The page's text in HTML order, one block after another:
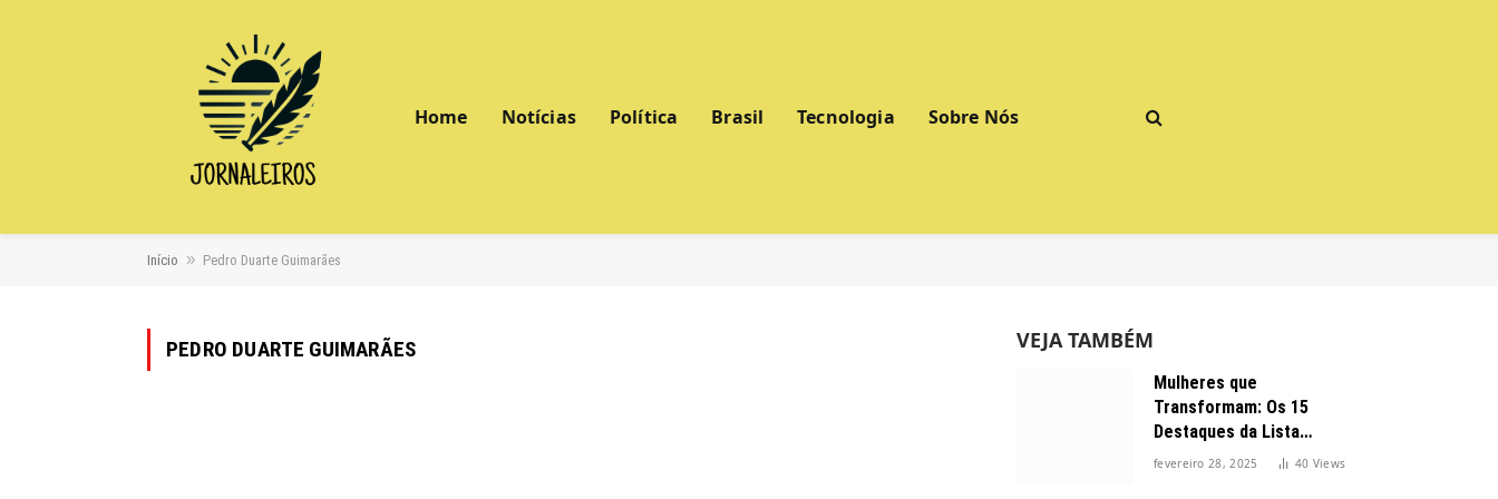
Home Notícias Política Brasil Tecnologia Sobre Nós
Início » Pedro Duarte Guimarães
PEDRO DUARTE GUIMARÃES VEJA TAMBÉM
Mulheres que
Transformam: Os 15
Destaques da Lista
Forbes 2025 no Brasil
fevereiro 28, 2025 40 Views